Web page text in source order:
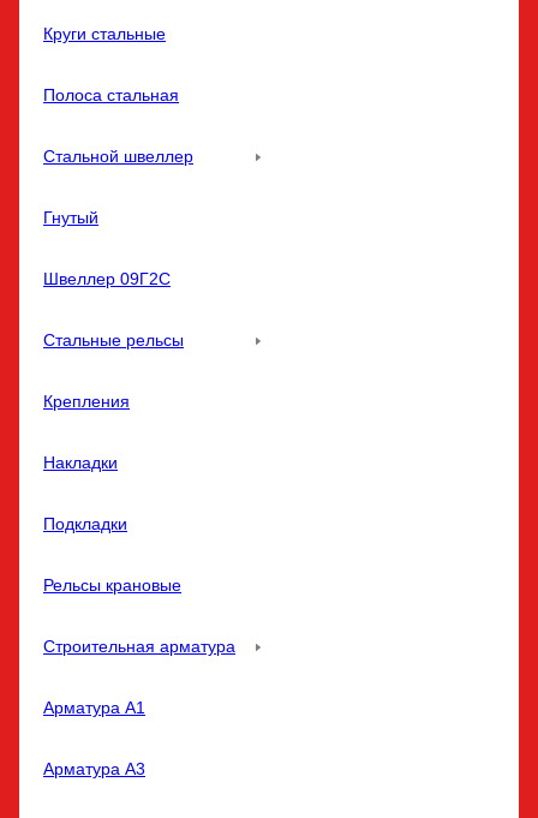
Круги стальные
Полоса стальная
Стальной швеллер
Гнутый
Швеллер 09Г2С
Стальные рельсы
Крепления
Накладки
Подкладки
Рельсы крановые
Строительная арматура
Арматура A1
Арматура A3